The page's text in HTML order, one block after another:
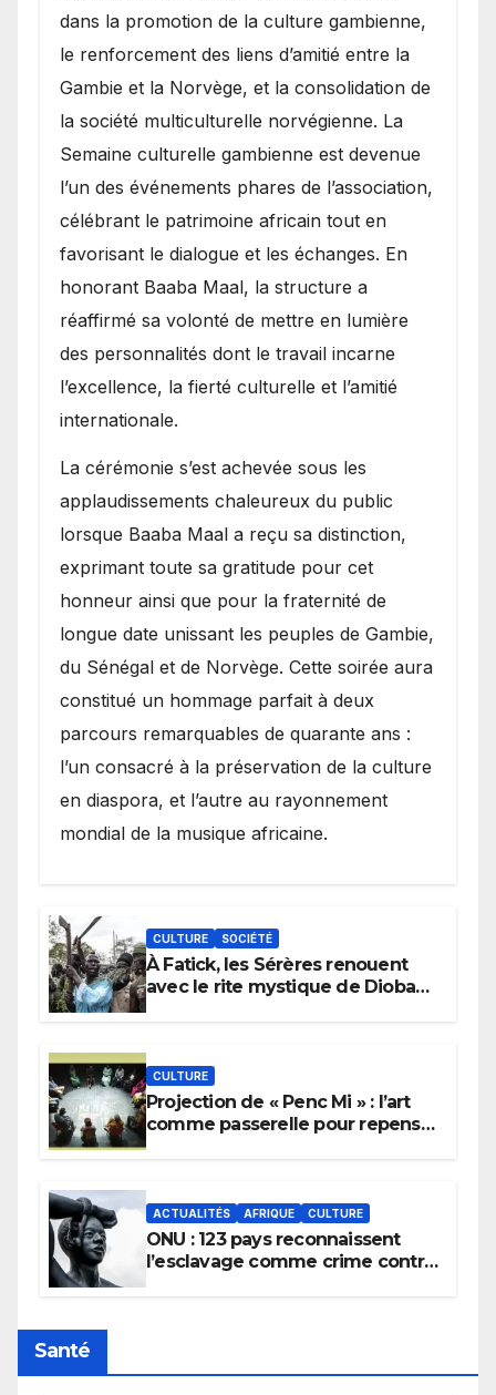
dans la promotion de la culture gambienne,
le renforcement des liens d’amitié entre la
Gambie et la Norvège, et la consolidation de
la société multiculturelle norvégienne. La
Semaine culturelle gambienne est devenue
l’un des événements phares de l’association,
célébrant le patrimoine africain tout en
favorisant le dialogue et les échanges. En
honorant Baaba Maal, la structure a
réaffirmé sa volonté de mettre en lumière
des personnalités dont le travail incarne
l’excellence, la fierté culturelle et l’amitié
internationale.
​La cérémonie s’est achevée sous les
applaudissements chaleureux du public
lorsque Baaba Maal a reçu sa distinction,
exprimant toute sa gratitude pour cet
honneur ainsi que pour la fraternité de
longue date unissant les peuples de Gambie,
du Sénégal et de Norvège. Cette soirée aura
constitué un hommage parfait à deux
parcours remarquables de quarante ans :
l’un consacré à la préservation de la culture
en diaspora, et l’autre au rayonnement
mondial de la musique africaine.
CULTURE SOCIÉTÉ
À Fatick, les Sérères renouent
avec le rite mystique de Diobaye
CULTURE
Projection de « Penc Mi » : l’art
comme passerelle pour repenser
ACTUALITÉS AFRIQUE CULTURE
ONU : 123 pays reconnaissent
l’esclavage comme crime contre
Santé